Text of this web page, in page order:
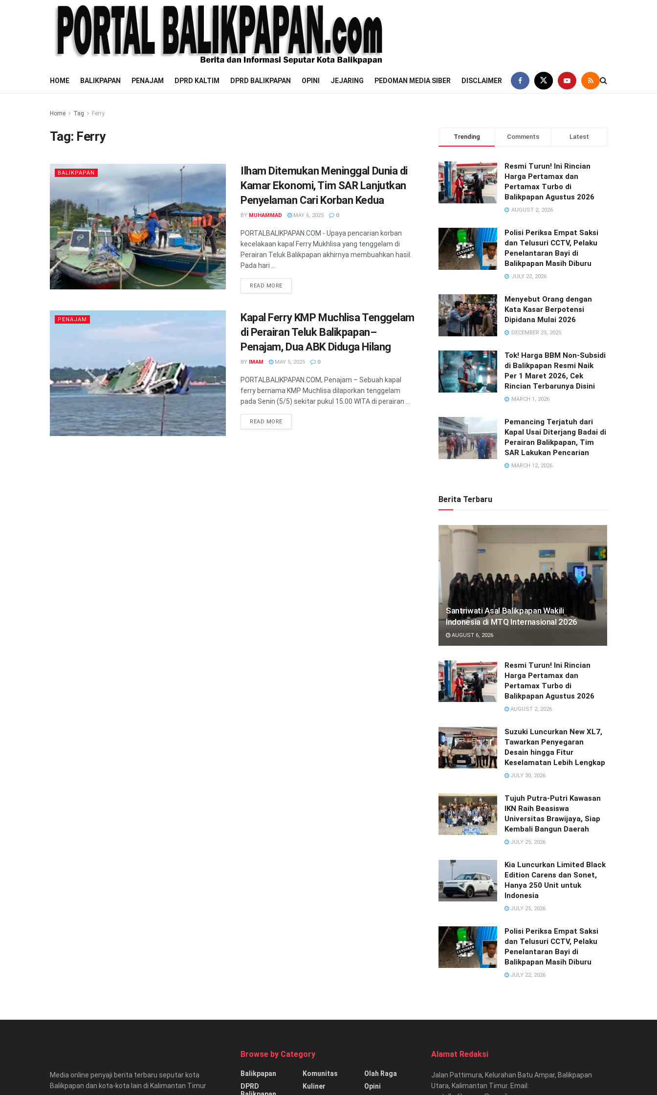
HOME BALIKPAPAN PENAJAM DPRD KALTIM DPRD BALIKPAPAN OPINI JEJARING PEDOMAN MEDIA SIBER DISCLAIMER
Home Tag Ferry
Tag: Ferry
BALIKPAPAN
Ilham Ditemukan Meninggal Dunia di
Kamar Ekonomi, Tim SAR Lanjutkan
Penyelaman Cari Korban Kedua
BY MUHAMMAD MAY 6, 2025 0
PORTALBALIKPAPAN.COM - Upaya pencarian korban
kecelakaan kapal Ferry Mukhlisa yang tenggelam di
Perairan Teluk Balikpapan akhirnya membuahkan hasil.
Pada hari ...
READ MORE
PENAJAM
Kapal Ferry KMP Muchlisa Tenggelam
di Perairan Teluk Balikpapan–
Penajam, Dua ABK Diduga Hilang
BY IMAM MAY 5, 2025 0
PORTALBALIKPAPAN.COM, Penajam – Sebuah kapal
ferry bernama KMP Muchlisa dilaporkan tenggelam
pada Senin (5/5) sekitar pukul 15.00 WITA di perairan ...
READ MORE
Trending Comments Latest
Resmi Turun! Ini Rincian
Harga Pertamax dan
Pertamax Turbo di
Balikpapan Agustus 2026
AUGUST 2, 2026
Polisi Periksa Empat Saksi
dan Telusuri CCTV, Pelaku
Penelantaran Bayi di
Balikpapan Masih Diburu
JULY 22, 2026
Menyebut Orang dengan
Kata Kasar Berpotensi
Dipidana Mulai 2026
DECEMBER 25, 2025
Tok! Harga BBM Non-Subsidi
di Balikpapan Resmi Naik
Per 1 Maret 2026, Cek
Rincian Terbarunya Disini
MARCH 1, 2026
Pemancing Terjatuh dari
Kapal Usai Diterjang Badai di
Perairan Balikpapan, Tim
SAR Lakukan Pencarian
MARCH 12, 2026
Berita Terbaru
Santriwati Asal Balikpapan Wakili
Indonesia di MTQ Internasional 2026
AUGUST 6, 2026
Resmi Turun! Ini Rincian
Harga Pertamax dan
Pertamax Turbo di
Balikpapan Agustus 2026
AUGUST 2, 2026
Suzuki Luncurkan New XL7,
Tawarkan Penyegaran
Desain hingga Fitur
Keselamatan Lebih Lengkap
JULY 30, 2026
Tujuh Putra-Putri Kawasan
IKN Raih Beasiswa
Universitas Brawijaya, Siap
Kembali Bangun Daerah
JULY 25, 2026
Kia Luncurkan Limited Black
Edition Carens dan Sonet,
Hanya 250 Unit untuk
Indonesia
JULY 25, 2026
Polisi Periksa Empat Saksi
dan Telusuri CCTV, Pelaku
Penelantaran Bayi di
Balikpapan Masih Diburu
JULY 22, 2026
Media online penyaji berita terbaru seputar kota
Balikpapan dan kota-kota lain di Kalimantan Timur
Browse by Category
Balikpapan
DPRD
Komunitas
Kuliner
Olah Raga
Opini
Alamat Redaksi
Jalan Pattimura, Kelurahan Batu Ampar, Balikpapan
Utara, Kalimantan Timur. Email: